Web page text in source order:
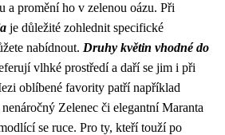
a promění ho v zelenou oázu. Při
je důležité zohlednit specifické
nabídnout. Druhy květin vhodné do
vlhké prostředí a daří se jim i při
oblíbené favority patří například
Zelenec či elegantní Maranta
se ruce. Pro ty, kteří touží po